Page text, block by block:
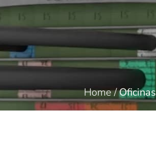
Home/Oficinas